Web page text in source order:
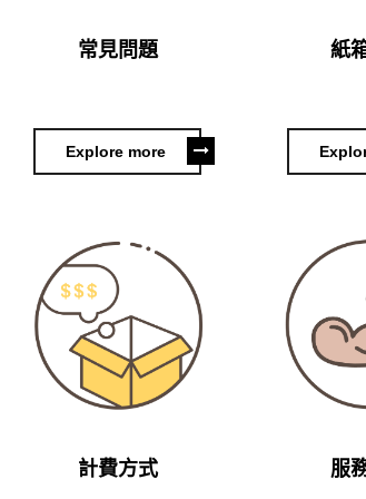
常見問題
Explore more
紙
計費方式 服